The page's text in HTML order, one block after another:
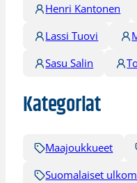
Henri Kantonen
Lassi Tuovi
Sasu Salin
Kategoriat
Maajoukkueet
Suomalaiset